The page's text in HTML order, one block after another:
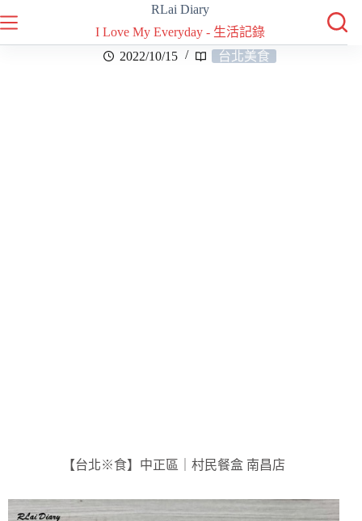
RLai Diary
I Love My Everyday - 生活記錄
2022/10/15
台北美食
【台北※食】中正區｜村民餐盒 南昌店